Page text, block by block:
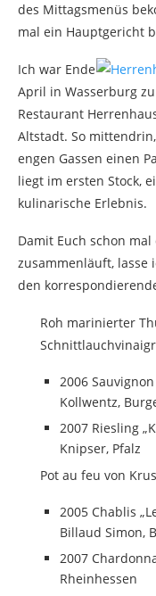
des Mittagsmenüs
mal ein Hauptgericht
Ich war Ende
April in Wasserburg
Restaurant
Altstadt. So
engen Gassen einen
liegt im ersten Stock,
kulinarische Erlebnis.
Damit Euch schon
zusammenläuft, lasse
den
Roh marinierter
2006
Kollwentz,
2007 Riesling
Knipser, Pfalz
Pot au feu von
2005 Chablis
Billaud Simon,
2007
Rheinhessen